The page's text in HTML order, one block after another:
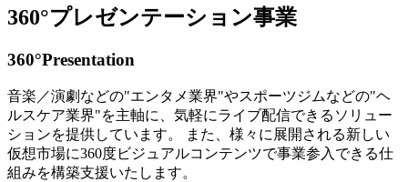
360°プレゼンテーション事業
360°Presentation
音楽／演劇などの"エンタメ業界"やスポーツジムなどの"ヘ
ルスケア業界"を主軸に、気軽にライブ配信できるソリュー
ションを提供しています。 また、様々に展開される新しい
仮想市場に360度ビジュアルコンテンツで事業参入できる仕
組みを構築支援いたします。